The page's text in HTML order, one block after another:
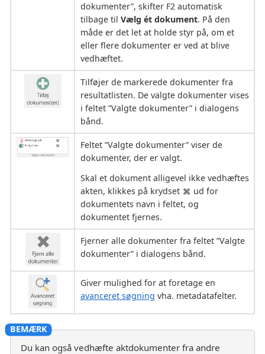
dokumenter”, skifter F2 automatisk
tilbage til Vælg ét dokument. På den
måde er det let at holde styr på, om et
eller flere dokumenter er ved at blive
vedhæftet.
Tilføjer de markerede dokumenter fra
resultatlisten. De valgte dokumenter vises
i feltet ”Valgte dokumenter” i dialogens
bånd.
Feltet ”Valgte dokumenter” viser de
dokumenter, der er valgt.
Skal et dokument alligevel ikke vedhæftes
akten, klikkes på krydset
ud for
dokumentets navn i feltet, og
dokumentet fjernes.
Fjerner alle dokumenter fra feltet ”Valgte
dokumenter” i dialogens bånd.
Giver mulighed for at foretage en
avanceret søgning vha. metadatafelter.
Du kan også vedhæfte aktdokumenter fra andre